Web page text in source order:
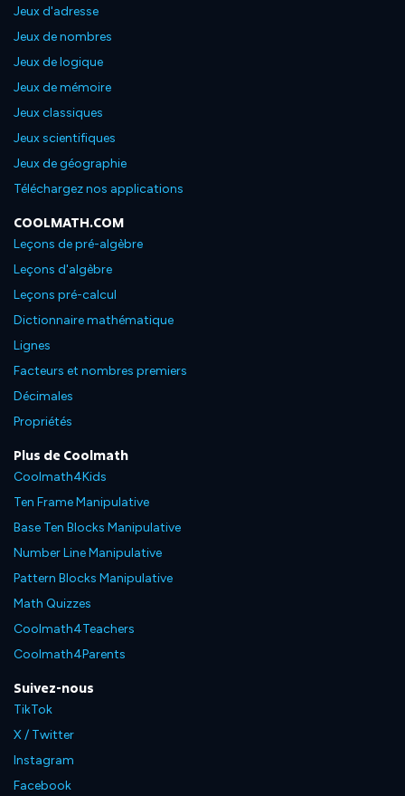
Jeux d'adresse
Jeux de nombres
Jeux de logique
Jeux de mémoire
Jeux classiques
Jeux scientifiques
Jeux de géographie
Téléchargez nos applications
COOLMATH.COM
Leçons de pré-algèbre
Leçons d'algèbre
Leçons pré-calcul
Dictionnaire mathématique
Lignes
Facteurs et nombres premiers
Décimales
Propriétés
Plus de Coolmath
Coolmath4Kids
Ten Frame Manipulative
Base Ten Blocks Manipulative
Number Line Manipulative
Pattern Blocks Manipulative
Math Quizzes
Coolmath4Teachers
Coolmath4Parents
Suivez-nous
TikTok
X / Twitter
Instagram
Facebook